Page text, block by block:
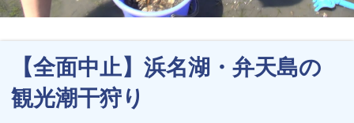
【全面中止】浜名湖・弁天島の
観光潮干狩り